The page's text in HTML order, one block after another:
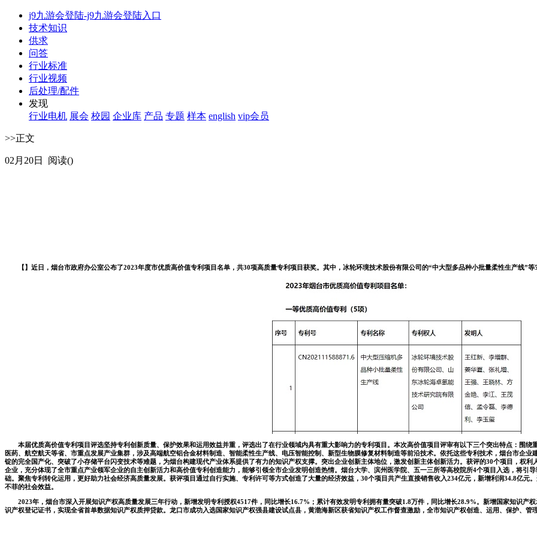
j9九游会登陆-j9九游会登陆入口
技术知识
供求
问答
行业标准
行业视频
后处理/配件
发现
行业电机 展会 校园 企业库 产品 专题 样本 english vip会员
>>正文
02月20日 阅读()
【】近日，烟台市政府办公室公布了2023年度市优质高价值专利项目名单，共30项高质量专利项目获奖。其中，冰轮环境技术股份有限公司的“中大型多品种小批量柔性生产线”等
本届优质高价值专利项目评选坚持专利创新质量、保护效果和运用效益并重，评选出了在行业领域内具有重大影响力的专利项目。本次高价值项目评审有以下三个突出特点：围绕
医药、航空航天等省、市重点发展产业集群，涉及高端航空铝合金材料制造、智能柔性生产线、电压智能控制、新型生物膜修复材料制造等前沿技术。依托这些专利技术，烟台市企
锭的完全国产化、突破了小存储平台闪变技术等难题，为烟台构建现代产业体系提供了有力的知识产权支撑。突出企业创新主体地位，激发创新主体创新活力。获评的30个项目，权
企业，充分体现了全市重点产业领军企业的自主创新活力和高价值专利创造能力，能够引领全市企业发明创造热情。烟台大学、滨州医学院、五一三所等高校院所4个项目入选，将引
础。聚焦专利转化运用，更好助力社会经济高质量发展。获评项目通过自行实施、专利许可等方式创造了大量的经济效益，30个项目共产生直接销售收入234亿元，新增利润34.8亿
不菲的社会效益。
2023年，烟台市深入开展知识产权高质量发展三年行动，新增发明专利授权4517件，同比增长16.7%；累计有效发明专利拥有量突破1.8万件，同比增长28.9%。新增国家知识产
识产权登记证书，实现全省首单数据知识产权质押贷款。龙口市成功入选国家知识产权强县建设试点县，黄渤海新区获省知识产权工作督查激励，全市知识产权创造、运用、保护、管